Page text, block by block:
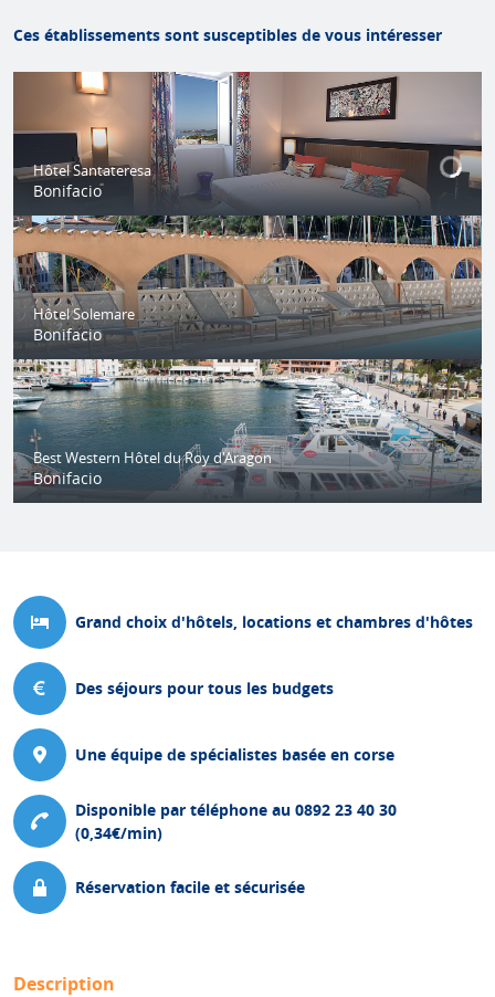
Ces établissements sont susceptibles de vous intéresser
Hôtel Santateresa
Bonifacio
Hôtel Solemare
Bonifacio
Best Western Hôtel du Roy d'Aragon
Bonifacio
Grand choix d'hôtels, locations et chambres d'hôtes
Des séjours pour tous les budgets
Une équipe de spécialistes basée en corse
Disponible par téléphone au 0892 23 40 30
(0,34€/min)
Réservation facile et sécurisée
Description